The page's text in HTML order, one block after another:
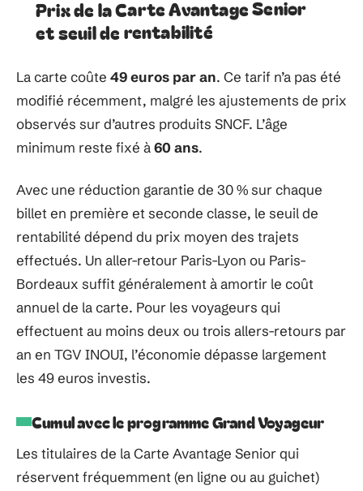
Prix de la Carte Avantage Senior
et seuil de rentabilité
La carte coûte 49 euros par an. Ce tarif n’a pas été
modifié récemment, malgré les ajustements de prix
observés sur d’autres produits SNCF. L’âge
minimum reste fixé à60 ans.
Avec une réduction garantie de 30 % sur chaque
billet en première et seconde classe, le seuil de
rentabilité dépend du prix moyen des trajets
effectués. Un aller-retour Paris-Lyon ou Paris-
Bordeaux suffit généralement à amortir le coût
annuel de la carte. Pour les voyageurs qui
effectuent au moins deux ou trois allers-retours par
an en TGV INOUI, l’économie dépasse largement
les 49 euros investis.
Cumul avec le programme Grand Voyageur
Les titulaires de la Carte Avantage Senior qui
réservent fréquemment (en ligne ou au guichet)